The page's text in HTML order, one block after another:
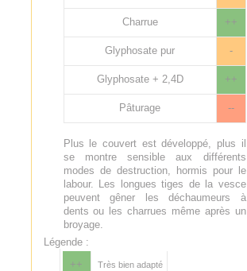
Charrue ++
Glyphosate pur -
Glyphosate + 2,4D ++
Pâturage --
Plus le couvert est développé, plus il
se montre sensible aux différents
modes de destruction, hormis pour le
labour. Les longues tiges de la vesce
peuvent gêner les déchaumeurs à
dents ou les charrues même après un
broyage.
Légende :
++
Très bien adapté